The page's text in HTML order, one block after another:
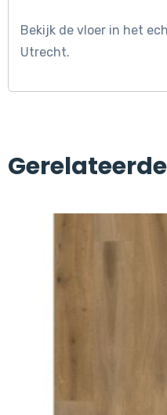
Bekijk de vloer in het
Utrecht.